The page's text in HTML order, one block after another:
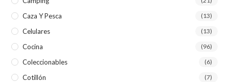
Caza Y Pesca (13)
Celulares (13)
Cocina (96)
Coleccionables (6)
Cotillón (7)